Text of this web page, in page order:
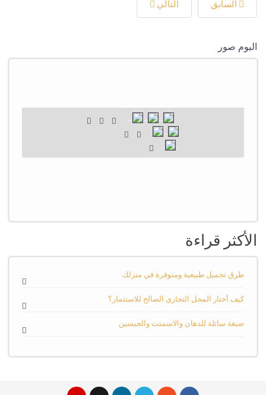
السابق التالي
البوم صور
الأكثر قراءة
طرق تجميل طبيعية ومتوفرة في منزلك
كيف أختار المحل التجاري الصالح للاستثمار؟
صبغة سائلة للدهان والاسمنت والجبسين